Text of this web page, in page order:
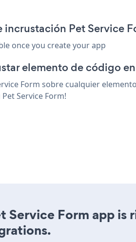
Pet Service
once you create your app
elemento de código
Form sobre cualquier
Service Form!
Service Form app